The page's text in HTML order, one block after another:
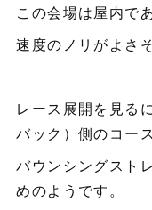
この会場は屋内で
速度のノリがよさ
レース展開を見る
バック）側のコー
バウンシングスト
めのようです。